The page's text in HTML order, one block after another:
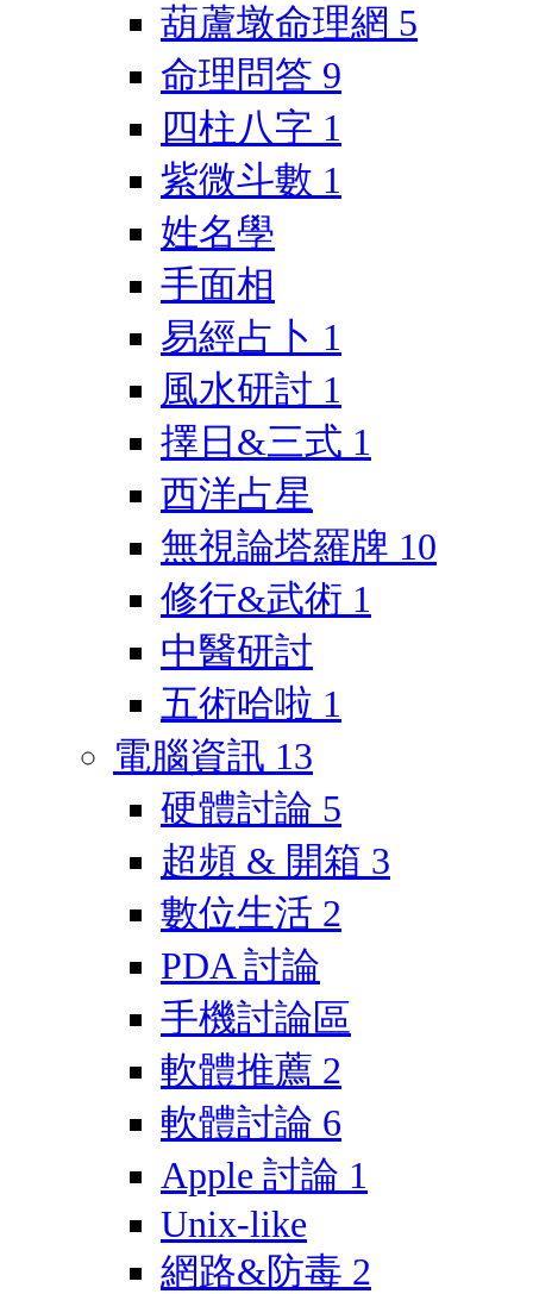
葫蘆墩命理網 5
命理問答 9
四柱八字 1
紫微斗數 1
姓名學
手面相
易經占卜 1
風水研討 1
擇日&三式 1
西洋占星
無視論塔羅牌 10
修行&武術 1
中醫研討
五術哈啦 1
電腦資訊 13
硬體討論 5
超頻 & 開箱 3
數位生活 2
PDA 討論
手機討論區
軟體推薦 2
軟體討論 6
Apple 討論 1
Unix-like
網路&防毒 2